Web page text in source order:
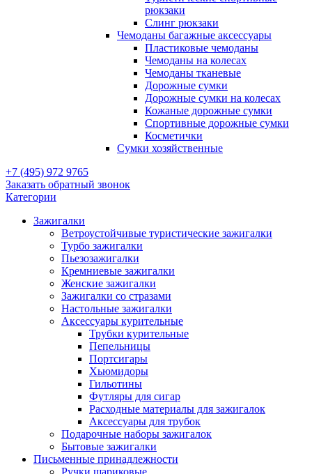
рюкзаки
Слинг рюкзаки
Чемоданы багажные аксессуары
Пластиковые чемоданы
Чемоданы на колесах
Чемоданы тканевые
Дорожные сумки
Дорожные сумки на колесах
Кожаные дорожные сумки
Спортивные дорожные сумки
Косметички
Сумки хозяйственные
+7 (495) 972 9765
Заказать обратный звонок
Категории
Зажигалки
Ветроустойчивые туристические зажигалки
Турбо зажигалки
Пьезозажигалки
Кремниевые зажигалки
Женские зажигалки
Зажигалки со стразами
Настольные зажигалки
Аксессуары курительные
Трубки курительные
Пепельницы
Портсигары
Хьюмидоры
Гильотины
Футляры для сигар
Расходные материалы для зажигалок
Аксессуары для трубок
Подарочные наборы зажигалок
Бытовые зажигалки
Письменные принадлежности
Ручки шариковые